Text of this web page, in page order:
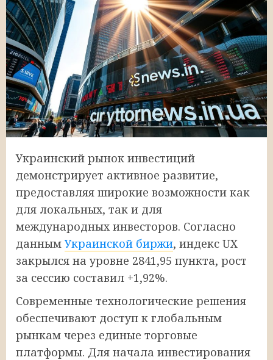
Украинский рынок инвестиций
демонстрирует активное развитие,
предоставляя широкие возможности как
для локальных, так и для
международных инвесторов. Согласно
даннымУкраинской биржи, индекс UX
закрылся на уровне 2841,95 пункта, рост
за сессию составил +1,92%.
Современные технологические решения
обеспечивают доступ к глобальным
рынкам через единые торговые
платформы. Для начала инвестирования